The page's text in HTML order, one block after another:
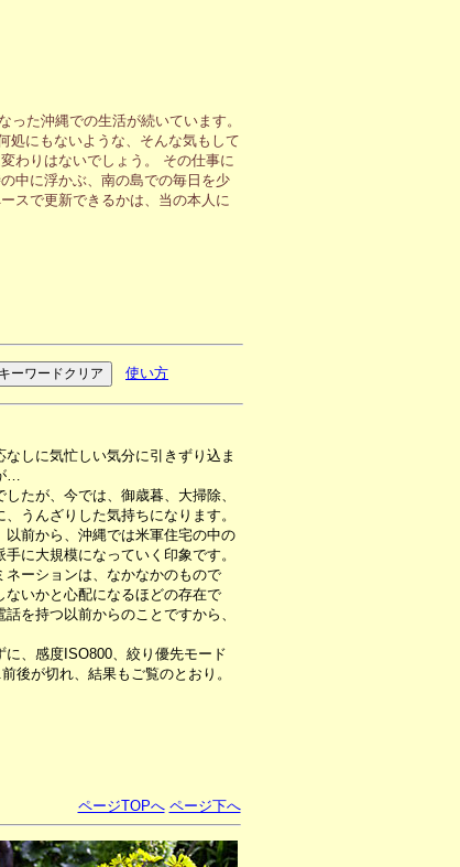
た沖縄での生活が続いています。
処にもないような、そんな気もして
わりはないでしょう。 その仕事に
中に浮かぶ、南の島での毎日を少
スで更新できるかは、当の本人に
使い方
しに気忙しい気分に引きずり込ま
…
たが、今では、御歳暮、大掃除、
うんざりした気持ちになります。
前から、沖縄では米軍住宅の中の
に大規模になっていく印象です。
ーションは、なかなかのもので
いかと心配になるほどの存在で
を持つ以前からのことですから、
、感度ISO800、絞り優先モード
後が切れ、結果もご覧のとおり。
ページTOPへ ページ下へ